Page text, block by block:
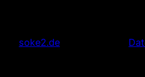
soke2.de